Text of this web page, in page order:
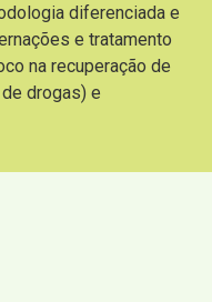
diferenciada e
e tratamento
na recuperação de
drogas) e